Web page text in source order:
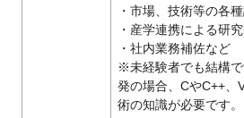
・市場、技術等の各
・産学連携による研
・社内業務補佐など
※未経験者でも結構
発の場合、CやC++、
術の知識が必要です。